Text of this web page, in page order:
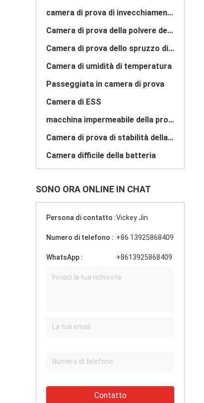
camera di prova di invecchiamento
Camera di prova della polvere della sabbia
Camera di prova dello spruzzo di sale
Camera di umidità di temperatura
Passeggiata in camera di prova
Camera di ESS
macchina impermeabile della prova
Camera di prova di stabilità della droga
Camera difficile della batteria
SONO ORA ONLINE IN CHAT
Persona di contatto :Vickey Jin
Numero di telefono : +86 13925868409
WhatsApp : +8613925868409
Contatto